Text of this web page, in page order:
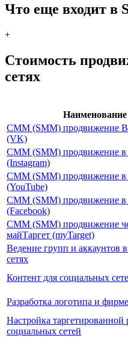
Что еще входит в
+
Стоимость
сетях
Наименование
СММ (SMM) продвижение
(VK)
СММ (SMM) продвижение в
(Instagram)
СММ (SMM) продвижение
(YouTube)
СММ (SMM) продвижение в
(Facebook)
СММ (SMM) продвижение
майТаргет (myTarget)
Ведение групп и аккаунтов
сетях
Контент для социальных
Разработка логотипа и
Настройка таргетированной
социальных сетей